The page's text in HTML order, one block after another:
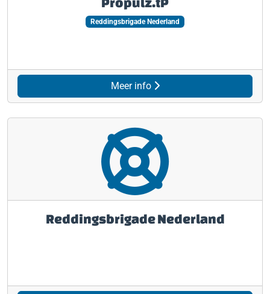
Reddingsbrigade Nederland
Meer info
Reddingsbrigade Nederland